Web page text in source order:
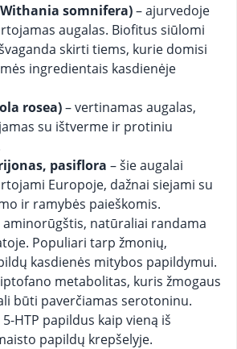
somnifera)– ajurvedoje
augalas. Biofitus siūlomi
skirti tiems, kurie domisi
ingredientais kasdienėje
rosea)– vertinamas augalas,
su ištverme ir protiniu
pasiflora – šie augalai
Europoje, dažnai siejami su
ir ramybės paieškomis.
aminorūgštis, natūraliai randama
Populiari tarp žmonių,
kasdienės mitybos papildymui.
metabolitas, kuris žmogaus
būti paverčiamas serotoninu.
HTP papildus kaip vieną iš
papildų krepšelyje.